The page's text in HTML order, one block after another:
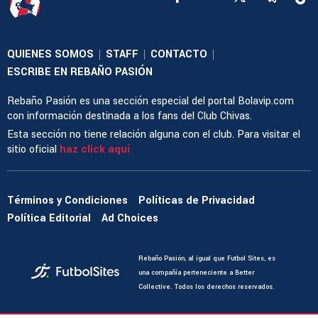
QUIENES SOMOS | STAFF | CONTACTO |
ESCRIBE EN REBAÑO PASIÓN
Rebaño Pasión es una sección especial del portal Bolavip.com
con información destinada a los fans del Club Chivas.
Esta sección no tiene relación alguna con el club. Para visitar el
sitio oficial haz click aquí
Términos y Condiciones
Políticas de Privacidad
Política Editorial
Ad Choices
Rebaño Pasión, al igual que Futbol Sites, es
una compañía perteneciente a Better
Collective. Todos los derechos reservados.